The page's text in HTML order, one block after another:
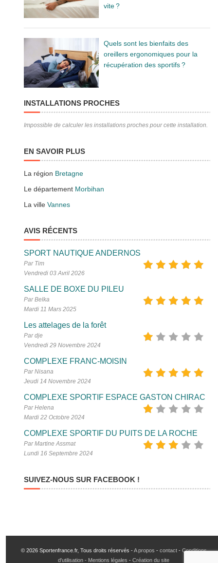
vite ?
Quels sont les bienfaits des
oreillers ergonomiques pour la
récupération des sportifs ?
INSTALLATIONS PROCHES
Impossible de calculer les installations proches pour cette installation.
EN SAVOIR PLUS
La région Bretagne
Le département Morbihan
La villeVannes
AVIS RÉCENTS
SPORT NAUTIQUE ANDERNOS
Par Tim
Vendredi 03 Avril 2026
SALLE DE BOXE DU PILEU
Par Belka
Mardi 11 Mars 2025
Les attelages de la forêt
Par dje
Vendredi 29 Novembre 2024
COMPLEXE FRANC-MOISIN
Par Nisana
Jeudi 14 Novembre 2024
COMPLEXE SPORTIF ESPACE GASTON CHIRAC
Par Helena
Mardi 22 Octobre 2024
COMPLEXE SPORTIF DU PUITS DE LA ROCHE
Par Martine Assmat
Lundi 16 Septembre 2024
SUIVEZ-NOUS SUR FACEBOOK !
© 2026 Sportenfrance.fr, Tous droits réservés -A propos - contact- Conditions
d'utilisation - Mentions légales - Création du site